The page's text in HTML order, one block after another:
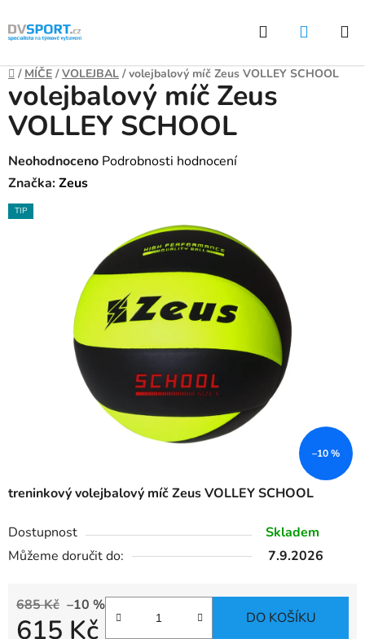
Přejít
na
Hledat
Domů
/ MÍČE / VOLEJBAL / volejbalový míč Zeus VOLLEY SCHOOL
treninkový volejbalový míč Zeus VOLLEY SCHOOL
Dostupnost
Skladem
Můžeme doručit do:
7.9.2026
685 Kč –10 %
615 Kč DO KOŠÍKU
volejbalový míč Zeus
VOLLEY SCHOOL
Průměrné
hodnocení
produktu
Neohodnoceno Podrobnosti hodnocení
Značka:Zeus
TIP
–10 %